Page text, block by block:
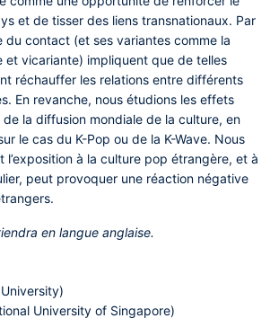
et de tisser des liens transnationaux. Par
du contact (et ses variantes comme la
et vicariante) impliquent que de telles
réchauffer les relations entre différents
En revanche, nous étudions les effets
la diffusion mondiale de la culture, en
le cas du K-Pop ou de la K-Wave. Nous
l’exposition à la culture pop étrangère, et à
peut provoquer une réaction négative
en langue anglaise.
University of Singapore)